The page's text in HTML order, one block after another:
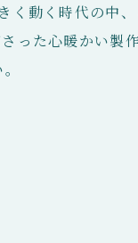
く動く時代の中
った心暖かい製